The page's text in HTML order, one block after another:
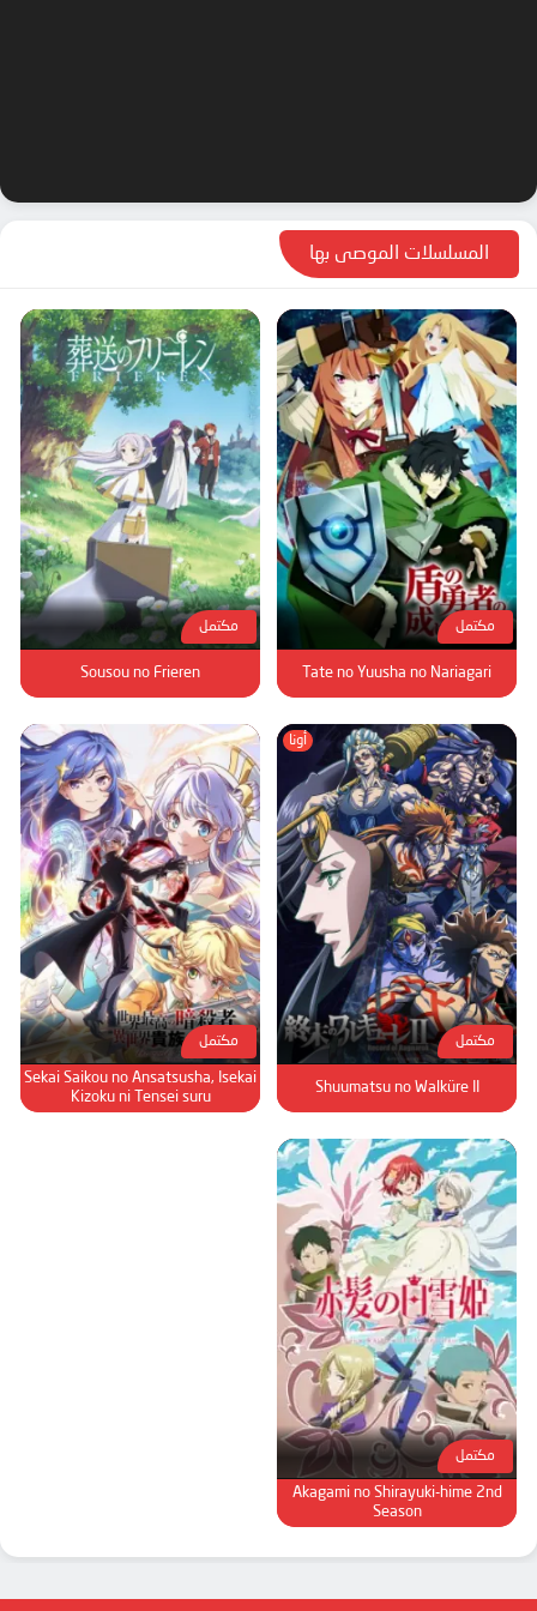
المسلسلات الموصى بها
مكتمل
Tate no Yuusha no Nariagari
مكتمل
Sousou no Frieren
أونا
مكتمل
Shuumatsu no Walküre II
مكتمل
Sekai Saikou no Ansatsusha, Isekai
Kizoku ni Tensei suru
مكتمل
Akagami no Shirayuki-hime 2nd
Season